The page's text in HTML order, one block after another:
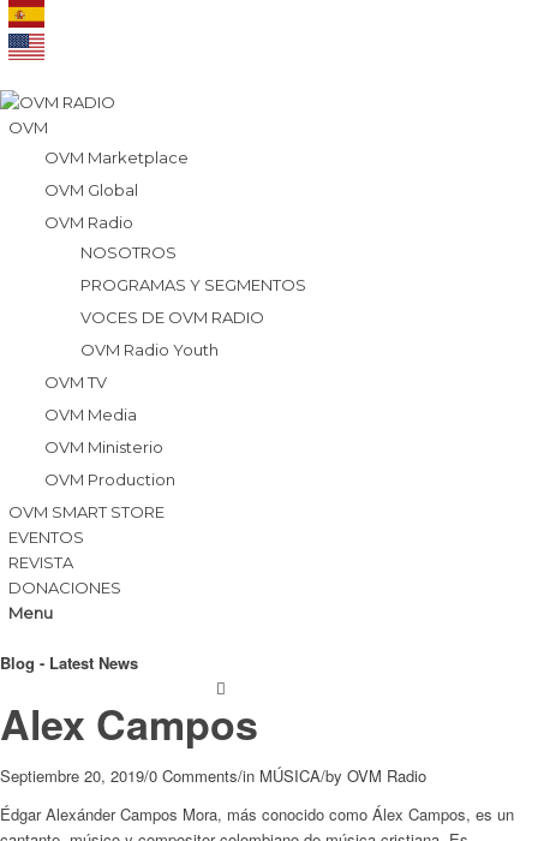
OVM
OVM Marketplace
OVM Global
OVM Radio
NOSOTROS
PROGRAMAS Y SEGMENTOS
VOCES DE OVM RADIO
OVM Radio Youth
OVM TV
OVM Media
OVM Ministerio
OVM Production
OVM SMART STORE
EVENTOS
REVISTA
DONACIONES
Menu
Blog - Latest News
Alex Campos
Septiembre 20, 2019/0 Comments/in MÚSICA/by OVM Radio
Édgar Alexánder Campos Mora, más conocido como Álex Campos, es un